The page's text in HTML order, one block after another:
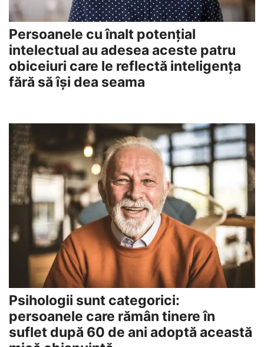
Persoanele cu înalt potențial
intelectual au adesea aceste patru
obiceiuri care le reflectă inteligența
fără să își dea seama
Psihologii sunt categorici:
persoanele care rămân tinere în
suflet după 60 de ani adoptă această